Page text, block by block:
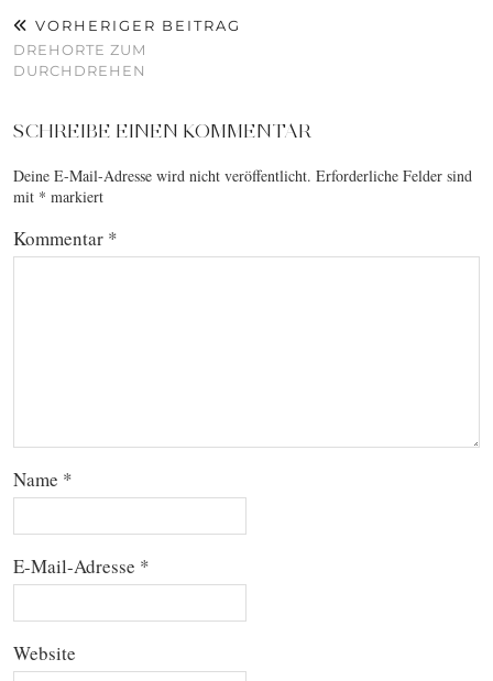
VORHERIGER BEITRAG
DREHORTE ZUM
DURCHDREHEN
SCHREIBE EINEN KOMMENTAR
Deine E-Mail-Adresse wird nicht veröffentlicht. Erforderliche Felder sind
mit * markiert
Kommentar *
Name *
E-Mail-Adresse *
Website